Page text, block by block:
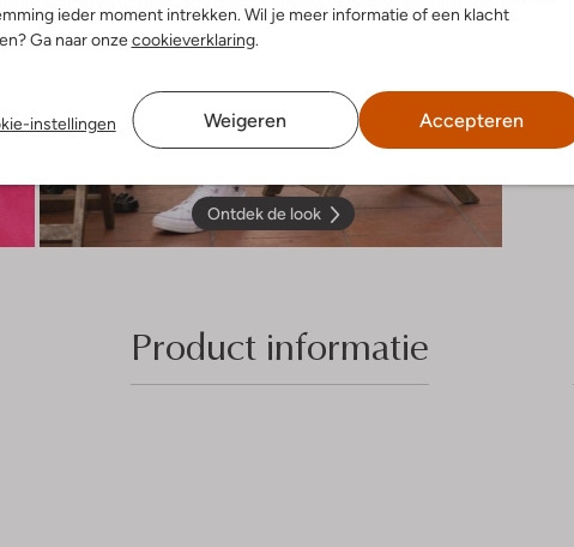
ieder moment intrekken. Wil je meer informatie of een klacht
Ga naar onzecookieverklaring.
instellingen Weigeren Accepteren
Ontdek de look
Product informatie